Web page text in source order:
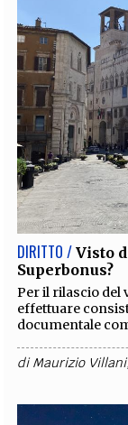
DIRITTO / Visto
Superbonus?
Per il rilascio del
effettuare
documentale
diMaurizio Villani,